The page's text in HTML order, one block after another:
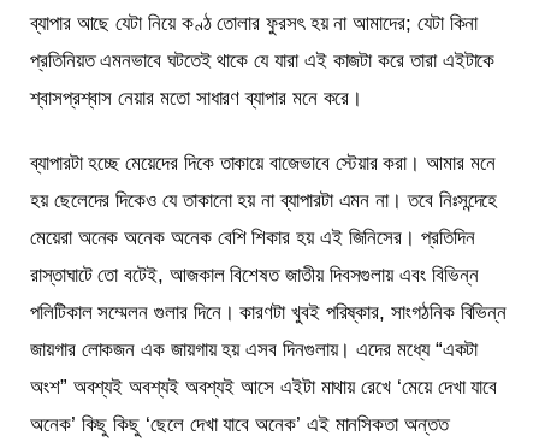
ব্যাপার আছে যেটা নিয়ে কণ্ঠ তোলার ফুরসৎ হয় না আমাদের; যেটা কিনা
প্রতিনিয়ত এমনভাবে ঘটতেই থাকে যে যারা এই কাজটা করে তারা এইটাকে
শ্বাসপ্রশ্বাস নেয়ার মতো সাধারণ ব্যাপার মনে করে।
ব্যাপারটা হচ্ছে মেয়েদের দিকে তাকায়ে বাজেভাবে স্টেয়ার করা। আমার মনে
হয় ছেলেদের দিকেও যে তাকানো হয় না ব্যাপারটা এমন না। তবে নিঃসন্দেহে
মেয়েরা অনেক অনেক অনেক বেশি শিকার হয় এই জিনিসের। প্রতিদিন
রাস্তাঘাটে তো বটেই, আজকাল বিশেষত জাতীয় দিবসগুলায় এবং বিভিন্ন
পলিটিকাল সম্মেলন গুলার দিনে। কারণটা খুবই পরিষ্কার, সাংগঠনিক বিভিন্ন
জায়গার লোকজন এক জায়গায় হয় এসব দিনগুলায়। এদের মধ্যে “একটা
অংশ” অবশ্যই অবশ্যই অবশ্যই আসে এইটা মাথায় রেখে ‘মেয়ে দেখা যাবে
অনেক’ কিছু কিছু ‘ছেলে দেখা যাবে অনেক’ এই মানসিকতা অন্তত